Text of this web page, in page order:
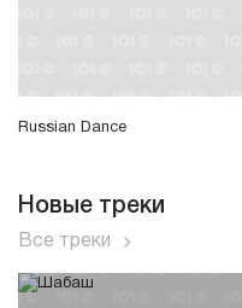
Russian Dance
Новые треки
Все треки